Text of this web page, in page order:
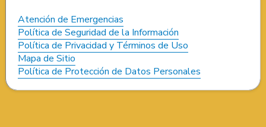
Atención de Emergencias
Política de Seguridad de la Información
Política de Privacidad y Términos de Uso
Mapa de Sitio
Política de Protección de Datos Personales